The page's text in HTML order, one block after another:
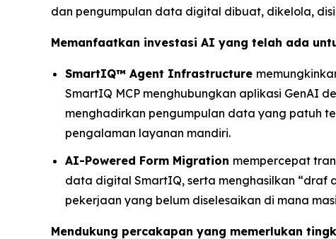
dan pengumpulan data digital dibuat, dikelola,
Memanfaatkan investasi AI yang telah ada
SmartIQ™ Agent Infrastructure
SmartIQ MCP menghubungkan aplikasi GenAI
menghadirkan pengumpulan data yang patuh
pengalaman layanan mandiri.
AI-Powered Form Migration mempercepat
data digital SmartIQ, serta menghasilkan “draf
pekerjaan yang belum diselesaikan di mana
Mendukung percakapan yang memerlukan